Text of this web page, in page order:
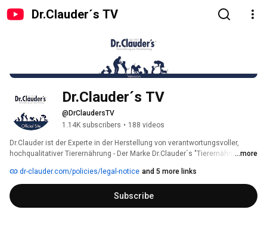
Dr.Clauder´s TV
Dr.Clauder´s TV
@DrClaudersTV
1.14K subscribers • 188 videos
Dr.Clauder ist der Experte in der Herstellung von verantwortungsvoller,
hochqualitativer Tierernährung - Der Marke Dr.Clauder´s "Tierernährung aus
...more
dr-clauder.com/policies/legal-notice and 5 more links
Subscribe